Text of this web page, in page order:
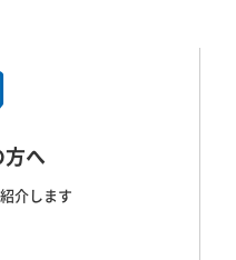
方へ
介します